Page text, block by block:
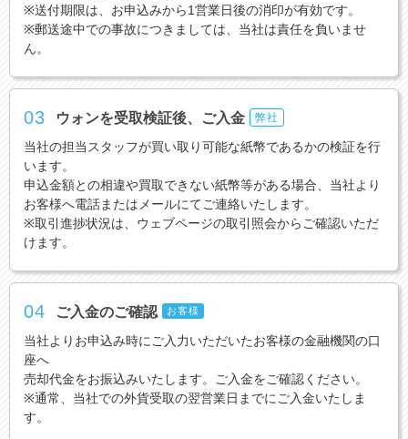
※送付期限は、お申込みから1営業日後の消印が有効です。
※郵送途中での事故につきましては、当社は責任を負いませ
ん。
03 ウォンを受取検証後、ご入金 弊社
当社の担当スタッフが買い取り可能な紙幣であるかの検証を行
います。
申込金額との相違や買取できない紙幣等がある場合、当社より
お客様へ電話またはメールにてご連絡いたします。
※取引進捗状況は、ウェブページの取引照会からご確認いただ
けます。
04 ご入金のご確認 お客様
当社よりお申込み時にご入力いただいたお客様の金融機関の口
座へ
売却代金をお振込みいたします。ご入金をご確認ください。
※通常、当社での外貨受取の翌営業日までにご入金いたしま
す。